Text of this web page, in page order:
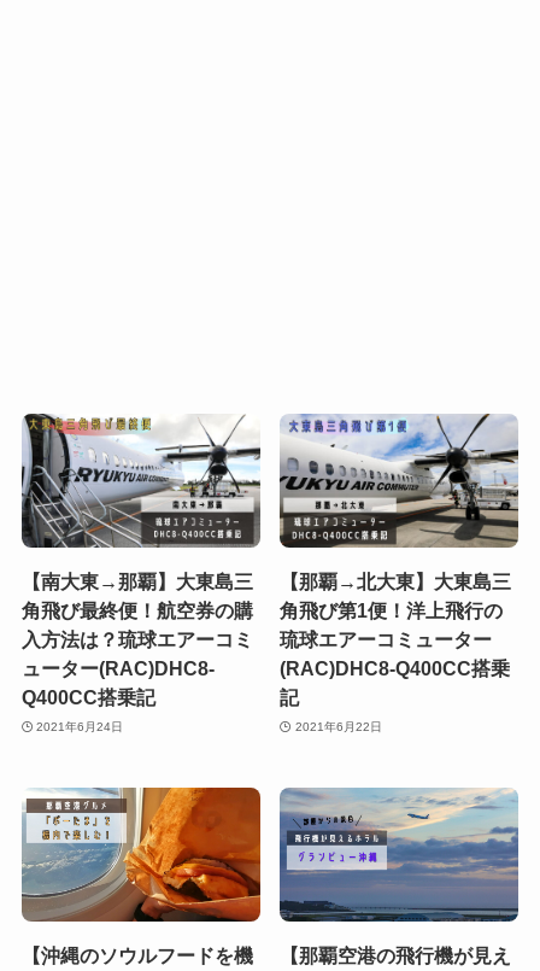
【南大東→那覇】大東島三
角飛び最終便！航空券の購
入方法は？琉球エアーコミ
ューター(RAC)DHC8-
Q400CC搭乗記
2021年6月24日
【那覇→北大東】大東島三
角飛び第1便！洋上飛行の
琉球エアーコミューター
(RAC)DHC8-Q400CC搭乗
記
2021年6月22日
【沖縄のソウルフードを機
【那覇空港の飛行機が見え